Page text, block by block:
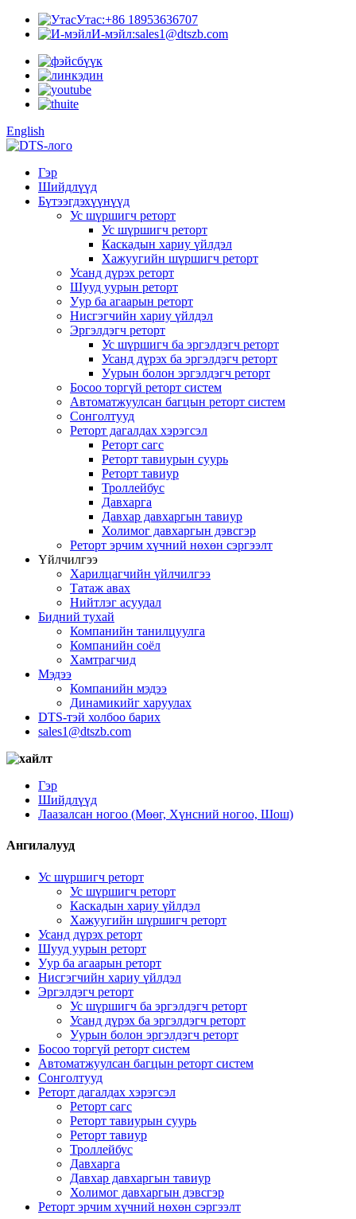
Утас:+86 18953636707
И-мэйл:sales1@dtszb.com
English
Гэр
Шийдлүүд
Бүтээгдэхүүнүүд
Ус шүршигч реторт
Ус шүршигч реторт
Каскадын хариу үйлдэл
Хажуугийн шүршигч реторт
Усанд дүрэх реторт
Шууд уурын реторт
Уур ба агаарын реторт
Нисгэгчийн хариу үйлдэл
Эргэлдэгч реторт
Ус шүршигч ба эргэлдэгч реторт
Усанд дүрэх ба эргэлдэгч реторт
Уурын болон эргэлдэгч реторт
Босоо торгүй реторт систем
Автоматжуулсан багцын реторт систем
Сонголтууд
Реторт дагалдах хэрэгсэл
Реторт сагс
Реторт тавиурын суурь
Реторт тавиур
Троллейбус
Давхарга
Давхар давхаргын тавиур
Холимог давхаргын дэвсгэр
Реторт эрчим хүчний нөхөн сэргээлт
Үйлчилгээ
Харилцагчийн үйлчилгээ
Татаж авах
Нийтлэг асуудал
Бидний тухай
Компанийн танилцуулга
Компанийн соёл
Хамтрагчид
Мэдээ
Компанийн мэдээ
Динамикийг харуулах
DTS-тэй холбоо барих
sales1@dtszb.com
Гэр
Шийдлүүд
Лаазалсан ногоо (Мөөг, Хүнсний ногоо, Шош)
Ангилалууд
Ус шүршигч реторт
Ус шүршигч реторт
Каскадын хариу үйлдэл
Хажуугийн шүршигч реторт
Усанд дүрэх реторт
Шууд уурын реторт
Уур ба агаарын реторт
Нисгэгчийн хариу үйлдэл
Эргэлдэгч реторт
Ус шүршигч ба эргэлдэгч реторт
Усанд дүрэх ба эргэлдэгч реторт
Уурын болон эргэлдэгч реторт
Босоо торгүй реторт систем
Автоматжуулсан багцын реторт систем
Сонголтууд
Реторт дагалдах хэрэгсэл
Реторт сагс
Реторт тавиурын суурь
Реторт тавиур
Троллейбус
Давхарга
Давхар давхаргын тавиур
Холимог давхаргын дэвсгэр
Реторт эрчим хүчний нөхөн сэргээлт